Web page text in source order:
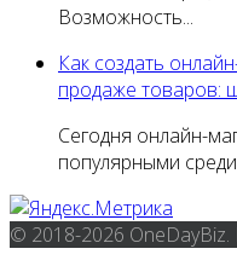
Возможность...
Как создать
продаже товаров:
Сегодня онлайн-
популярными
© 2018-2026